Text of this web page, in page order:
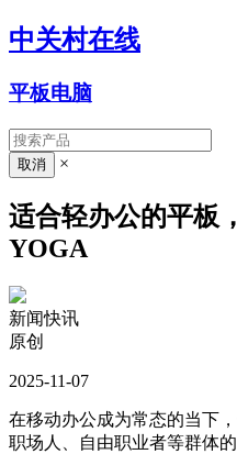
中关村在线
平板电脑
×
适合轻办公的平板
YOGA
新闻快讯
原创
2025-11-07
在移动办公成为常态的当下
职场人、自由职业者等群体